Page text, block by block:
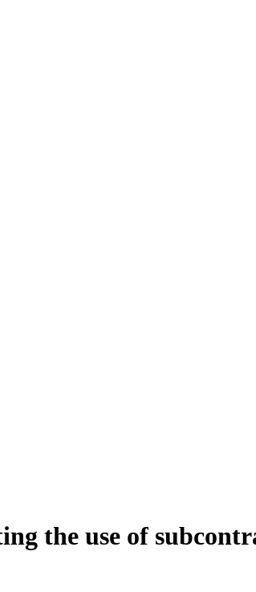
the use of